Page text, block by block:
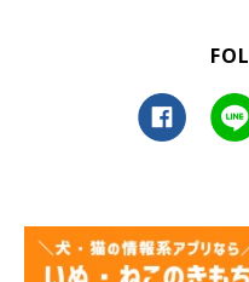
避難所や仮設住宅では、動
いることに配慮し、早めに
確認やルール作りをしまし
てルール作りをするとよい